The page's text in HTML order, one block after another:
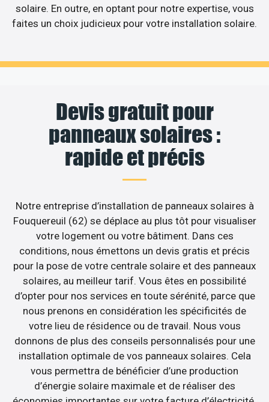
solaire. En outre, en optant pour notre expertise, vous
faites un choix judicieux pour votre installation solaire.
Devis gratuit pour
panneaux solaires :
rapide et précis
Notre entreprise d’installation de panneaux solaires à
Fouquereuil (62) se déplace au plus tôt pour visualiser
votre logement ou votre bâtiment. Dans ces
conditions, nous émettons un devis gratis et précis
pour la pose de votre centrale solaire et des panneaux
solaires, au meilleur tarif. Vous êtes en possibilité
d’opter pour nos services en toute sérénité, parce que
nous prenons en considération les spécificités de
votre lieu de résidence ou de travail. Nous vous
donnons de plus des conseils personnalisés pour une
installation optimale de vos panneaux solaires. Cela
vous permettra de bénéficier d’une production
d’énergie solaire maximale et de réaliser des